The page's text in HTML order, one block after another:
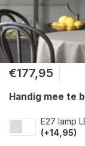
€177,95
Handig mee te
E27 lamp
(+14,95)